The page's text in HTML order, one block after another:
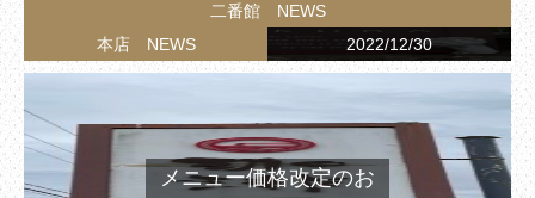
二番館 NEWS
本店 NEWS
2022/12/30
メニュー価格改定のお